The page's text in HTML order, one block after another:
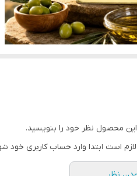
محصول نظر خود را بنویسید.
است ابتدا وارد حساب کاربری خود